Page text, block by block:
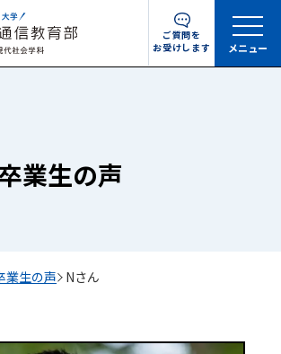
ご質問を
お受けします
メニュー
業生の声
業生の声 Nさん